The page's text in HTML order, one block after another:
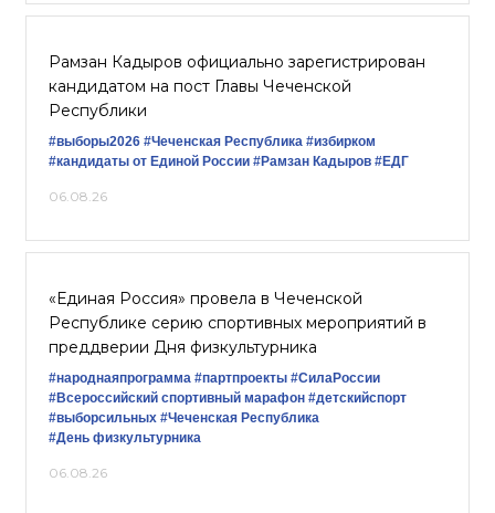
Рамзан Кадыров официально зарегистрирован
кандидатом на пост Главы Чеченской
Республики
#выборы2026 #Чеченская Республика #избирком
#кандидаты от Единой России #Рамзан Кадыров #ЕДГ
06.08.26
«Единая Россия» провела в Чеченской
Республике серию спортивных мероприятий в
преддверии Дня физкультурника
#народнаяпрограмма #партпроекты #СилаРоссии
#Всероссийский спортивный марафон #детскийспорт
#выборсильных #Чеченская Республика
#День физкультурника
06.08.26